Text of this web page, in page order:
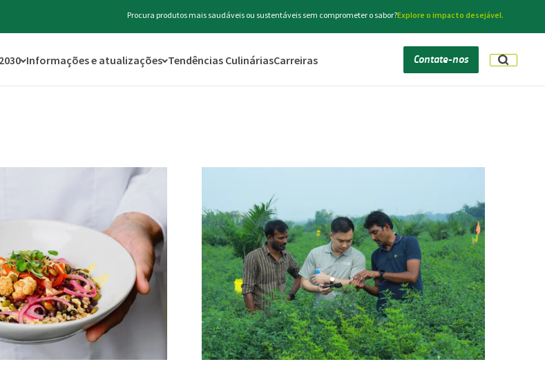
Procura produtos mais saudáveis ​​ou sustentáveis ​​sem comprometer o sabor?Explore o impacto desejável.
Informações e atualizações Tendências CulináriasCarreiras Contate-nos